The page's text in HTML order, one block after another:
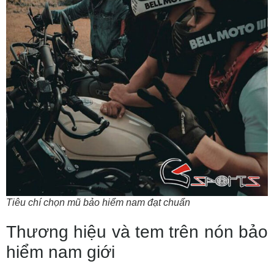
Tiêu chí chọn mũ bảo hiểm nam đạt chuẩn
Thương hiệu và tem trên nón bảo
hiểm nam giới